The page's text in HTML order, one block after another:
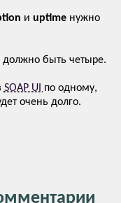
и uptimeнужно
быть четыре.
SOAP UI по одному,
очень долго.